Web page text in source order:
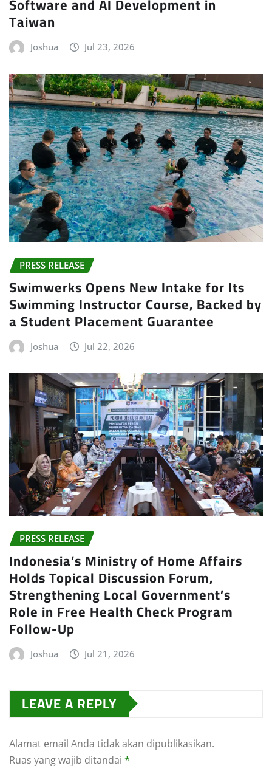
Taiwan
Joshua Jul 23, 2026
PRESS RELEASE
Swimwerks Opens New Intake for Its
Swimming Instructor Course, Backed by
a Student Placement Guarantee
Joshua Jul 22, 2026
PRESS RELEASE
Indonesia’s Ministry of Home Affairs
Holds Topical Discussion Forum,
Strengthening Local Government’s
Role in Free Health Check Program
Follow-Up
Joshua Jul 21, 2026
LEAVE A REPLY
Alamat email Anda tidak akan dipublikasikan.
Ruas yang wajib ditandai *